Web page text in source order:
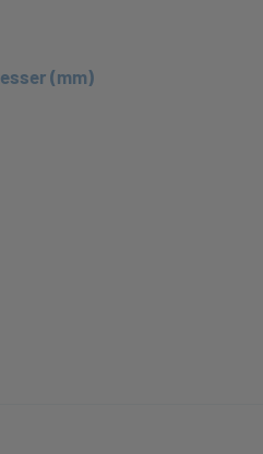
(mm)